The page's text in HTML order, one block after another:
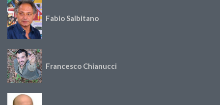
Fabio Salbitano
Francesco Chianucci